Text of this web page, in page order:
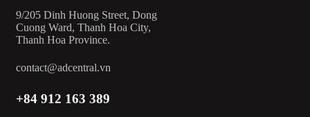
9/205 Dinh Huong Street, Dong
Cuong Ward, Thanh Hoa City,
Thanh Hoa Province.
contact@adcentral.vn
+84 912 163 389